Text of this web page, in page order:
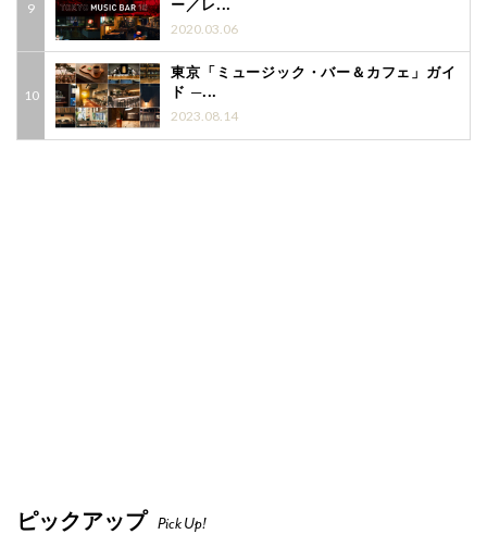
ー／レ...
2020.03.06
東京「ミュージック・バー＆カフェ」ガイ
ド ─...
2023.08.14
ピックアップ Pick Up!